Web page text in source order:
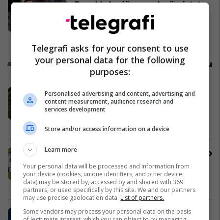
Ronaldo la një mesazh në rrjetet
sociale pasi bashkëlojtarët e
Portugalisë filluan ta bojkotonin
Promo Reklamo këtu
Mabetex Group prezanton Green
Coast Hills - projekti rezidencial
premium në Palasë
Mabetex Group
SCAN Ride and Delivery zgjedh Auto
Mita dhe Dacia Duster Hybrid për
projektin më të ri të taksive në
Prishtinë
Auto Mita
EduCare sjell trajnime të
Telegrafi asks for your consent to use
your personal data for the following
purposes:
Personalised advertising and content, advertising and
content measurement, audience research and
services development
Store and/or access information on a device
Learn more
Your personal data will be processed and information from
your device (cookies, unique identifiers, and other device
data) may be stored by, accessed by and shared with 369
partners, or used specifically by this site. We and our partners
may use precise geolocation data. List of partners.
Some vendors may process your personal data on the basis